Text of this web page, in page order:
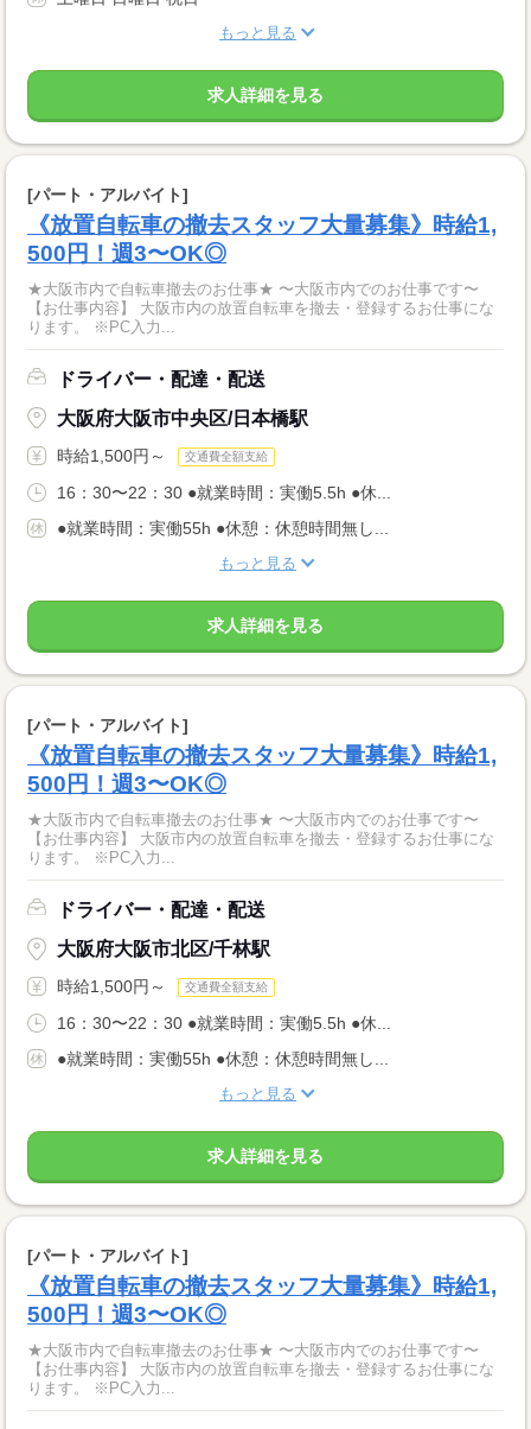
もっと見る
求人詳細を見る
[パート・アルバイト]
《放置自転車の撤去スタッフ大量募集》時給1,
500円！週3〜OK◎
★大阪市内で自転車撤去のお仕事★ 〜大阪市内でのお仕事です〜
【お仕事内容】 大阪市内の放置自転車を撤去・登録するお仕事にな
ります。 ※PC入力...
ドライバー・配達・配送
大阪府大阪市中央区/日本橋駅
時給1,500円～ 交通費全額支給
16：30〜22：30 ●就業時間：実働5.5h ●休...
●就業時間：実働55h ●休憩：休憩時間無し...
もっと見る
求人詳細を見る
[パート・アルバイト]
《放置自転車の撤去スタッフ大量募集》時給1,
500円！週3〜OK◎
★大阪市内で自転車撤去のお仕事★ 〜大阪市内でのお仕事です〜
【お仕事内容】 大阪市内の放置自転車を撤去・登録するお仕事にな
ります。 ※PC入力...
ドライバー・配達・配送
大阪府大阪市北区/千林駅
時給1,500円～ 交通費全額支給
16：30〜22：30 ●就業時間：実働5.5h ●休...
●就業時間：実働55h ●休憩：休憩時間無し...
もっと見る
求人詳細を見る
[パート・アルバイト]
《放置自転車の撤去スタッフ大量募集》時給1,
500円！週3〜OK◎
★大阪市内で自転車撤去のお仕事★ 〜大阪市内でのお仕事です〜
【お仕事内容】 大阪市内の放置自転車を撤去・登録するお仕事にな
ります。 ※PC入力...